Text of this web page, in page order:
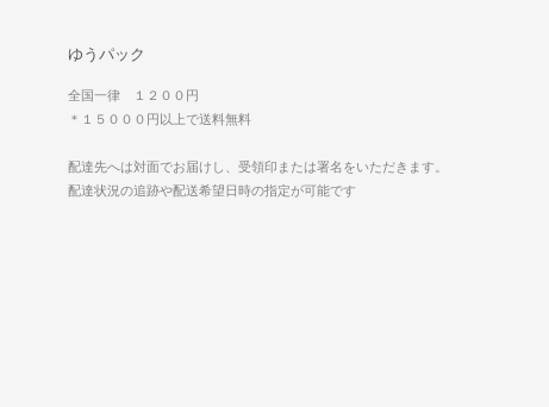
ゆうパック
全国一律 １２００円
＊１５０００円以上で送料無料
配達先へは対面でお届けし、受領印または署名をいただきます。
配達状況の追跡や配送希望日時の指定が可能です